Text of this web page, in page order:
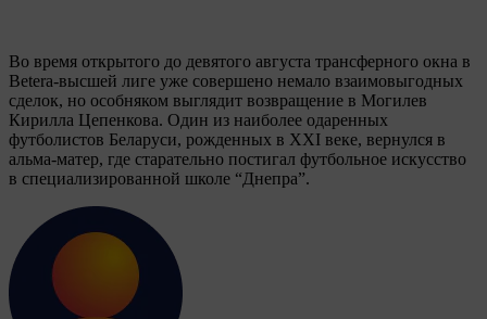
Во время открытого до девятого августа трансферного окна в
Betera-высшей лиге уже совершено немало взаимовыгодных
сделок, но особняком выглядит возвращение в Могилев
Кирилла Цепенкова. Один из наиболее одаренных
футболистов Беларуси, рожденных в XXI веке, вернулся в
альма-матер, где старательно постигал футбольное искусство
в специализированной школе “Днепра”.